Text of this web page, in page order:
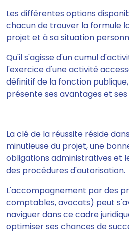
Les différentes options
chacun de trouver la formule
projet et à sa situation
Qu'il s'agisse d'un cumul
l'exercice d'une activité
définitif de la fonction
présente ses avantages et
La clé de la réussite réside
minutieuse du projet, une
obligations administratives et
des procédures d'autorisation.
L'accompagnement par des
comptables, avocats) peut
naviguer dans ce cadre
optimiser ses chances de